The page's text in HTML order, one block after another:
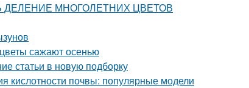
ДЕЛЕНИЕ МНОГОЛЕТНИХ ЦВЕТОВ
сажают осенью
статьи в новую подборку
кислотности почвы: популярные модели